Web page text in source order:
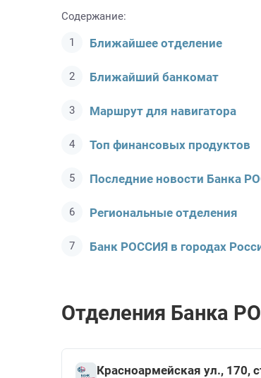
Содержание:
Ближайшее отделение
Ближайший банкомат
Маршрут для навигатора
Топ финансовых продуктов
Последние новости Банка
Региональные отделения
Банк РОССИЯ в городах
Отделения Банка
Красноармейская ул., 170,